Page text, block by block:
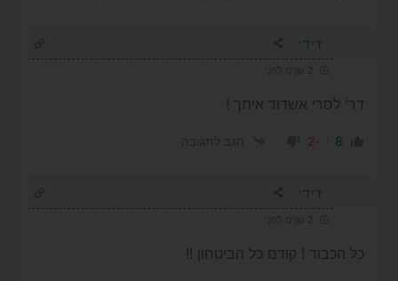
דידי
דר' לסרי אשדוד איתך !
8
-2
דידי
כל הכבוד ! קודם כל הביטחון !!